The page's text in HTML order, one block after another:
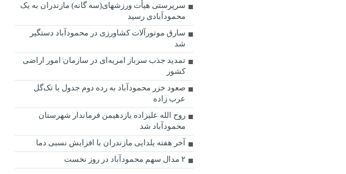
سرپرستی هیأت ورزشهای(سه گانه) مازندران به یک
محمودآبادی رسید
سارق موتورآلات کشاورزی در محمودآباد دستگیر
شد
تمدید جذب سرباز امریه‌ای در سازمان امور اراضی
کشور
صعود خزر محمودآباد به رده دوم‌ جدول با تک‌گل
عرب زاده
روح الله علیزاده یازدهیمن فرماندار شهرستان
محمودآباد شد
آخر هفته یلدایی مازندران با افزایش نسبی دما
۲ مدال سهم محمودآباد در روز نخست